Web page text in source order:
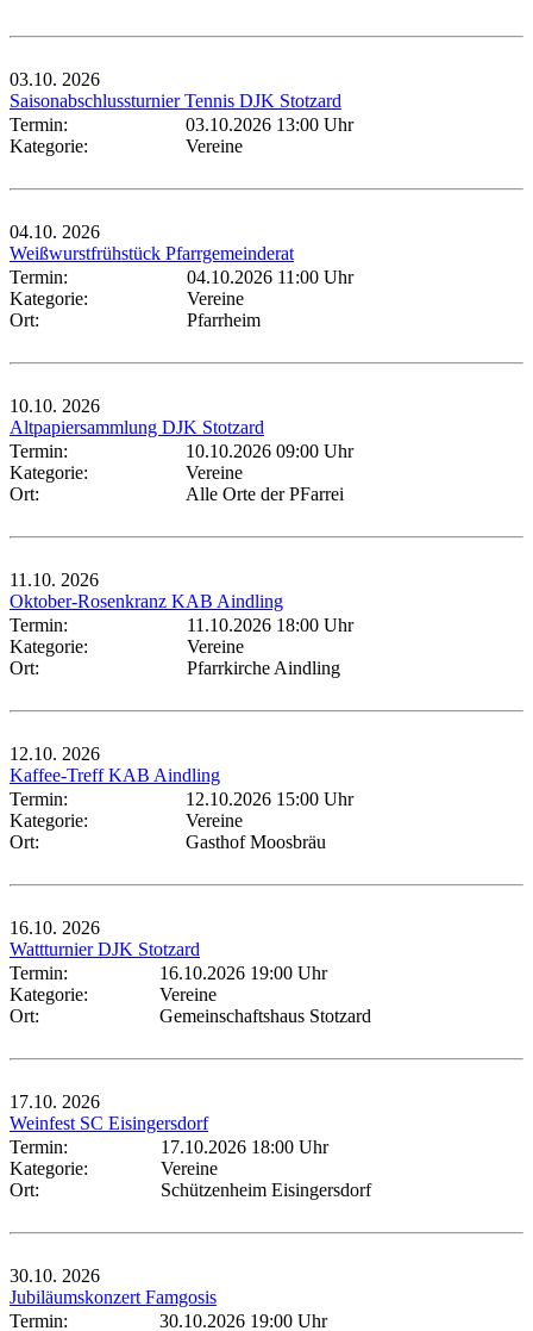
03.10. 2026
Saisonabschlussturnier Tennis DJK Stotzard
Termin:
03.10.2026 13:00 Uhr
Kategorie:
Vereine
04.10. 2026
Weißwurstfrühstück Pfarrgemeinderat
Termin:
04.10.2026 11:00 Uhr
Kategorie:
Vereine
Ort:
Pfarrheim
10.10. 2026
Altpapiersammlung DJK Stotzard
Termin:
10.10.2026 09:00 Uhr
Kategorie:
Vereine
Ort:
Alle Orte der PFarrei
11.10. 2026
Oktober-Rosenkranz KAB Aindling
Termin:
11.10.2026 18:00 Uhr
Kategorie:
Vereine
Ort:
Pfarrkirche Aindling
12.10. 2026
Kaffee-Treff KAB Aindling
Termin:
12.10.2026 15:00 Uhr
Kategorie:
Vereine
Ort:
Gasthof Moosbräu
16.10. 2026
Wattturnier DJK Stotzard
Termin:
16.10.2026 19:00 Uhr
Kategorie:
Vereine
Ort:
Gemeinschaftshaus Stotzard
17.10. 2026
Weinfest SC Eisingersdorf
Termin:
17.10.2026 18:00 Uhr
Kategorie:
Vereine
Ort:
Schützenheim Eisingersdorf
30.10. 2026
Jubiläumskonzert Famgosis
Termin:
30.10.2026 19:00 Uhr